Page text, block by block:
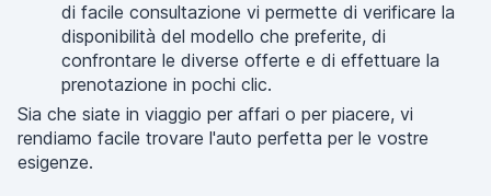
di facile consultazione vi permette di verificare la
disponibilità del modello che preferite, di
confrontare le diverse offerte e di effettuare la
prenotazione in pochi clic.
Sia che siate in viaggio per affari o per piacere, vi
rendiamo facile trovare l'auto perfetta per le vostre
esigenze.